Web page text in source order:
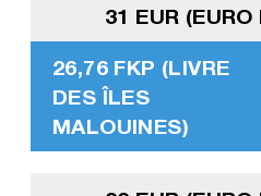
31 EUR (EURO
26,76 FKP (LIVRE
DES ÎLES
MALOUINES)